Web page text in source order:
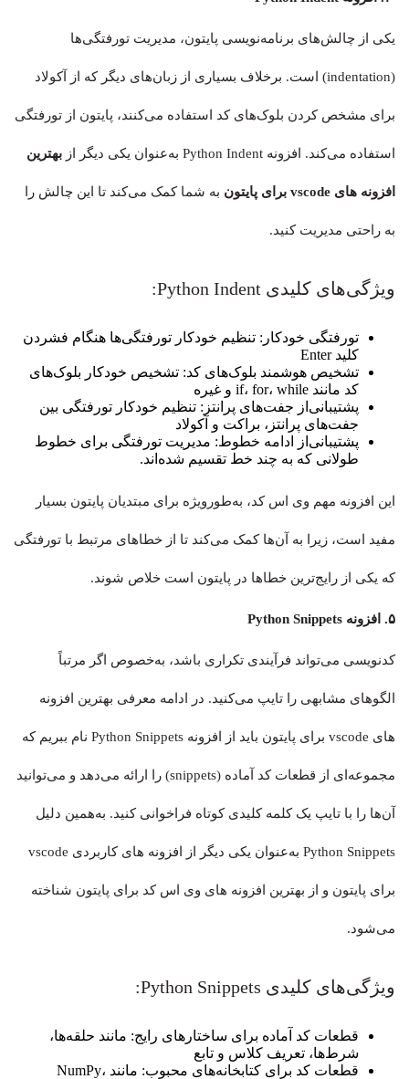
یکی از چالش‌های برنامه‌نویسی پایتون، مدیریت تورفتگی‌ها
(indentation) است. برخلاف بسیاری از زبان‌های دیگر که از آکولاد
برای مشخص کردن بلوک‌های کد استفاده می‌کنند، پایتون از تورفتگی
استفاده می‌کند. افزونه Python Indent به‌عنوان یکی دیگر از بهترین
افزونه های vscode برای پایتون به شما کمک می‌کند تا این چالش را
به راحتی مدیریت کنید.
ویژگی‌های کلیدی Python Indent:
تورفتگی خودکار: تنظیم خودکار تورفتگی‌ها هنگام فشردن
کلید Enter
تشخیص هوشمند بلوک‌های کد: تشخیص خودکار بلوک‌های
کد مانند if، for، while و غیره
پشتیبانی‌از جفت‌های پرانتز: تنظیم خودکار تورفتگی بین
جفت‌های پرانتز، براکت و آکولاد
پشتیبانی‌از ادامه خطوط: مدیریت تورفتگی برای خطوط
طولانی که به چند خط تقسیم شده‌اند.
این افزونه مهم وی اس کد، به‌طورویژه برای مبتدیان پایتون بسیار
مفید است، زیرا به آن‌ها کمک می‌کند تا از خطاهای مرتبط با تورفتگی
که یکی از رایج‌ترین خطاها در پایتون است خلاص شوند.
۵. افزونه Python Snippets
کدنویسی می‌تواند فرآیندی تکراری باشد، به‌خصوص اگر مرتباً
الگوهای مشابهی را تایپ می‌کنید. در ادامه معرفی بهترین افزونه
های vscode برای پایتون باید از افزونه Python Snippets نام ببریم که
مجموعه‌ای از قطعات کد آماده (snippets) را ارائه می‌دهد و می‌توانید
آن‌ها را با تایپ یک کلمه کلیدی کوتاه فراخوانی کنید. به‌همین دلیل
Python Snippets به‌عنوان یکی دیگر از افزونه های کاربردی vscode
برای پایتون و از بهترین افزونه های وی اس کد برای پایتون شناخته
می‌شود.
ویژگی‌های کلیدی Python Snippets:
قطعات کد آماده برای ساختارهای رایج: مانند حلقه‌ها،
شرط‌ها، تعریف کلاس و تابع
قطعات کد برای کتابخانه‌های محبوب: مانند NumPy،